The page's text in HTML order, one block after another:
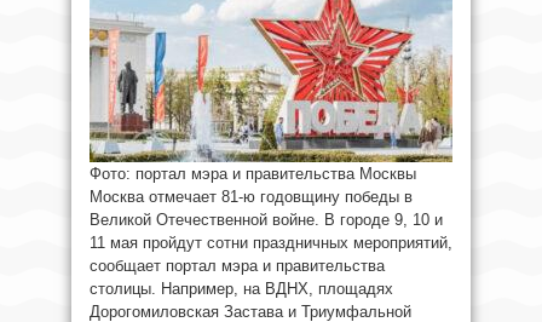
Фото: портал мэра и правительства Москвы
Москва отмечает 81-ю годовщину победы в
Великой Отечественной войне. В городе 9, 10 и
11 мая пройдут сотни праздничных мероприятий,
сообщает портал мэра и правительства
столицы. Например, на ВДНХ, площадях
Дорогомиловская Застава и Триумфальной